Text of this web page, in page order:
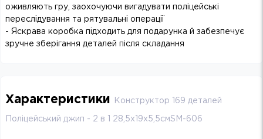
оживляють гру, заохочуючи вигадувати поліцейські
переслідування та рятувальні операції
- Яскрава коробка підходить для подарунка й забезпечує
зручне зберігання деталей після складання
Характеристики Конструктор 169 деталей
Поліцейський джип - 2 в 1 28,5х19х5,5смSM-606